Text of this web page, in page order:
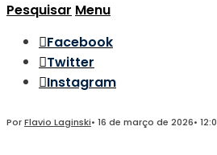
Pesquisar Menu
Facebook
Twitter
Instagram
PorFlavio Laginski• 16 de março de 2026•